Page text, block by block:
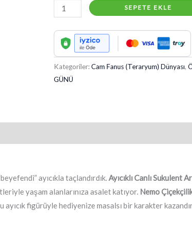
Ayıcıklı
Canlı
Sukulent
Aranjmanı
SEPETE EKLE
Kategoriler:Cam Fanus (Teraryum) Dünyası,
GÜNÜ
ayıcıkla taçlandırdık.Ayıcıklı Canlı Sukulent
yaşam alanlarınıza asalet katıyor. Nemo
figürüyle hediyenize masalsı bir karakter